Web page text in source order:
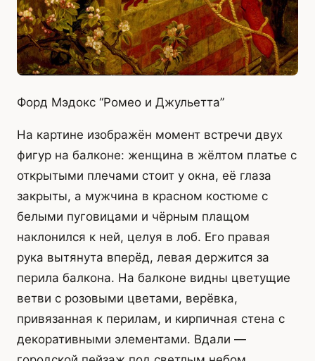
Форд Мэдокс “Ромео и Джульетта”
На картине изображён момент встречи двух
фигур на балконе: женщина в жёлтом платье с
открытыми плечами стоит у окна, её глаза
закрыты, а мужчина в красном костюме с
белыми пуговицами и чёрным плащом
наклонился к ней, целуя в лоб. Его правая
рука вытянута вперёд, левая держится за
перила балкона. На балконе видны цветущие
ветви с розовыми цветами, верёвка,
привязанная к перилам, и кирпичная стена с
декоративными элементами. Вдали —